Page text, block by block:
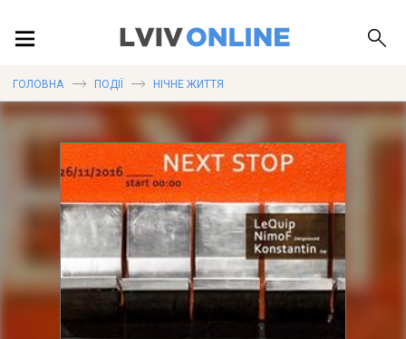
ЛОКАЦІЇ
ПУБЛІКАЦІЇ
ДОВІДКА
ГОЛОВНА ПОДІЇ НІЧНЕ ЖИТТЯ